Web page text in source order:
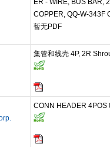
ER - WIRE, BUS BAR,
COPPER, QQ-W-343F
暂无PDF
集管和线壳 4P, 2R
CONN HEADER 4POS